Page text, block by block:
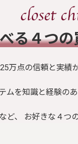
る４つの
万点の信頼と実績
ムを知識と経験の
ど、 お好きな４つ